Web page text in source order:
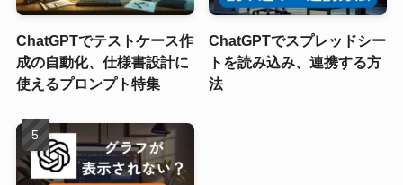
ChatGPTでテストケース作
成の自動化、仕様書設計に
使えるプロンプト特集
ChatGPTでスプレッドシー
トを読み込み、連携する方
法